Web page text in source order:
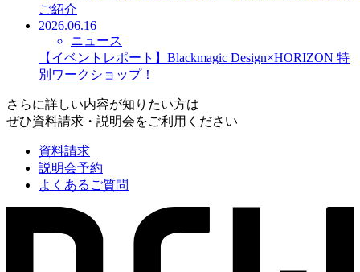
ご紹介
2026.06.16
ニュース
【イベントレポート】Blackmagic Design×HORIZON 特
別ワークショップ！
さらに詳しい内容が知りたい方は
ぜひ資料請求・説明会をご利用ください
資料請求
説明会予約
よくあるご質問